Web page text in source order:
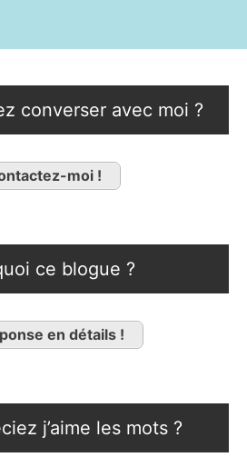
converser avec moi ?
moi !
ce blogue ?
en détails !
j’aime les mots ?